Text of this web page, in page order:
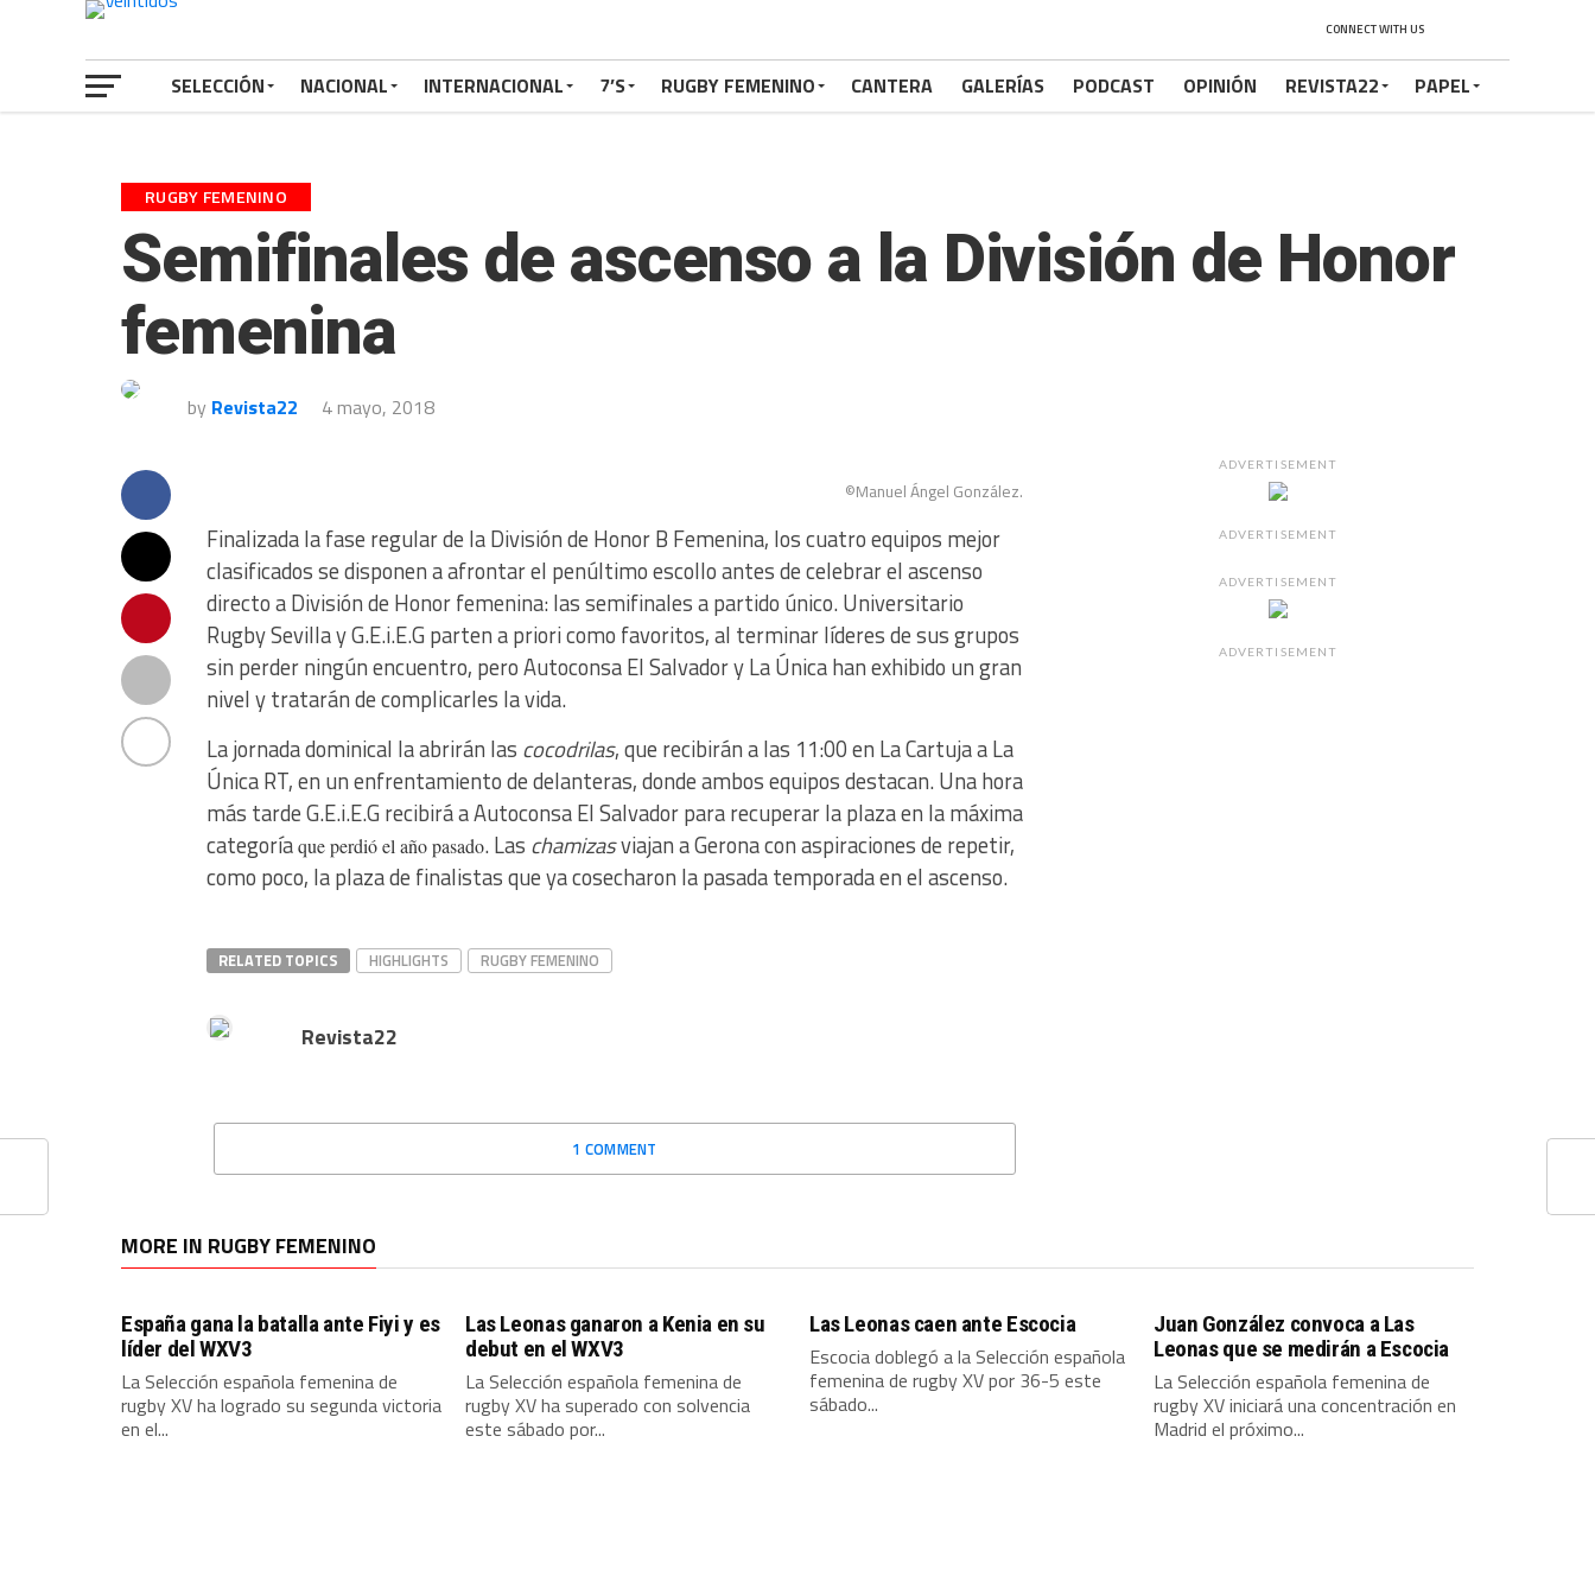
CONNECT WITH US
SELECCIÓN NACIONAL INTERNACIONAL 7’S RUGBY FEMENINO CANTERA GALERÍAS PODCAST OPINIÓN REVISTA22 PAPEL
RUGBY FEMENINO
Semifinales de ascenso a la División de Honor
femenina
by Revista22 4 mayo, 2018
©Manuel Ángel González.
Finalizada la fase regular de la División de Honor B Femenina, los cuatro equipos mejor
clasificados se disponen a afrontar el penúltimo escollo antes de celebrar el ascenso
directo a División de Honor femenina: las semifinales a partido único. Universitario
Rugby Sevilla y G.E.i.E.G parten a priori como favoritos, al terminar líderes de sus grupos
sin perder ningún encuentro, pero Autoconsa El Salvador y La Única han exhibido un gran
nivel y tratarán de complicarles la vida.
La jornada dominical la abrirán las cocodrilas, que recibirán a las 11:00 en La Cartuja a La
Única RT, en un enfrentamiento de delanteras, donde ambos equipos destacan. Una hora
más tarde G.E.i.E.G recibirá a Autoconsa El Salvador para recuperar la plaza en la máxima
categoríaque perdió el año pasado. Las chamizasviajan a Gerona con aspiraciones de repetir,
como poco, la plaza de finalistas que ya cosecharon la pasada temporada en el ascenso.
RELATED TOPICS HIGHLIGHTS RUGBY FEMENINO
Revista22
1 COMMENT
ADVERTISEMENT
ADVERTISEMENT
ADVERTISEMENT
ADVERTISEMENT
MORE IN RUGBY FEMENINO
España gana la batalla ante Fiyi y es
líder del WXV3
La Selección española femenina de
rugby XV ha logrado su segunda victoria
en el...
Las Leonas ganaron a Kenia en su
debut en el WXV3
La Selección española femenina de
rugby XV ha superado con solvencia
este sábado por...
Las Leonas caen ante Escocia
Escocia doblegó a la Selección española
femenina de rugby XV por 36-5 este
sábado...
Juan González convoca a Las
Leonas que se medirán a Escocia
La Selección española femenina de
rugby XV iniciará una concentración en
Madrid el próximo...